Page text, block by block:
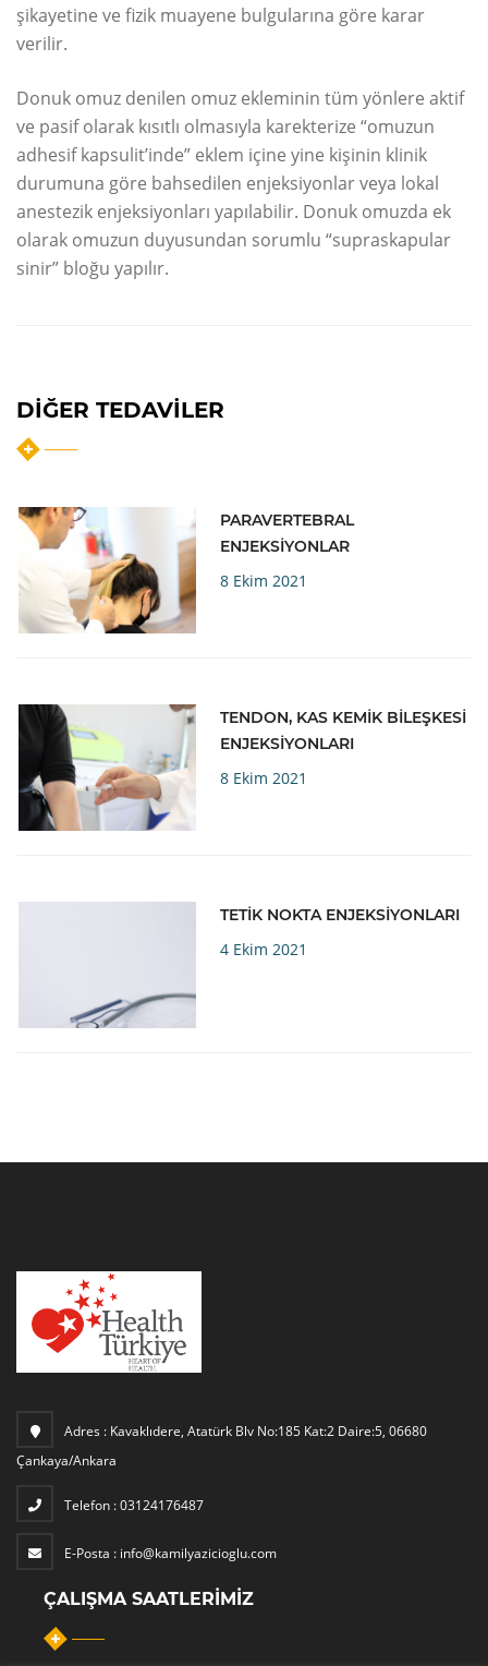
şikayetine ve fizik muayene bulgularına göre karar
verilir.
Donuk omuz denilen omuz ekleminin tüm yönlere aktif
ve pasif olarak kısıtlı olmasıyla karekterize “omuzun
adhesif kapsulit’inde” eklem içine yine kişinin klinik
durumuna göre bahsedilen enjeksiyonlar veya lokal
anestezik enjeksiyonları yapılabilir. Donuk omuzda ek
olarak omuzun duyusundan sorumlu “supraskapular
sinir” bloğu yapılır.
DIĞER TEDAVILER
PARAVERTEBRAL
ENJEKSİYONLAR
8 Ekim 2021
TENDON, KAS KEMİK BİLEŞKESİ
ENJEKSİYONLARI
8 Ekim 2021
TETİK NOKTA ENJEKSİYONLARI
4 Ekim 2021
Adres : Kavaklıdere, Atatürk Blv No:185 Kat:2 Daire:5, 06680
Çankaya/Ankara
Telefon :03124176487
E-Posta : info@kamilyazicioglu.com
ÇALIŞMA SAATLERIMIZ